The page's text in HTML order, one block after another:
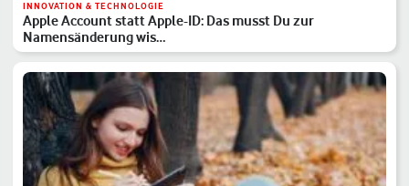
INNOVATION & TECHNOLOGIE
Apple Account statt Apple-ID: Das musst Du zur
Namensänderung wis…